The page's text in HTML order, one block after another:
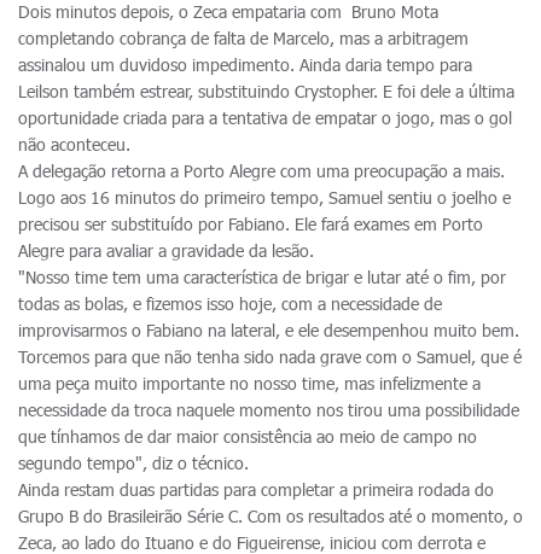
Dois minutos depois, o Zeca empataria com Bruno Mota
completando cobrança de falta de Marcelo, mas a arbitragem
assinalou um duvidoso impedimento. Ainda daria tempo para
Leilson também estrear, substituindo Crystopher. E foi dele a última
oportunidade criada para a tentativa de empatar o jogo, mas o gol
não aconteceu.
A delegação retorna a Porto Alegre com uma preocupação a mais.
Logo aos 16 minutos do primeiro tempo, Samuel sentiu o joelho e
precisou ser substituído por Fabiano. Ele fará exames em Porto
Alegre para avaliar a gravidade da lesão.
"Nosso time tem uma característica de brigar e lutar até o fim, por
todas as bolas, e fizemos isso hoje, com a necessidade de
improvisarmos o Fabiano na lateral, e ele desempenhou muito bem.
Torcemos para que não tenha sido nada grave com o Samuel, que é
uma peça muito importante no nosso time, mas infelizmente a
necessidade da troca naquele momento nos tirou uma possibilidade
que tínhamos de dar maior consistência ao meio de campo no
segundo tempo", diz o técnico.
Ainda restam duas partidas para completar a primeira rodada do
Grupo B do Brasileirão Série C. Com os resultados até o momento, o
Zeca, ao lado do Ituano e do Figueirense, iniciou com derrota e